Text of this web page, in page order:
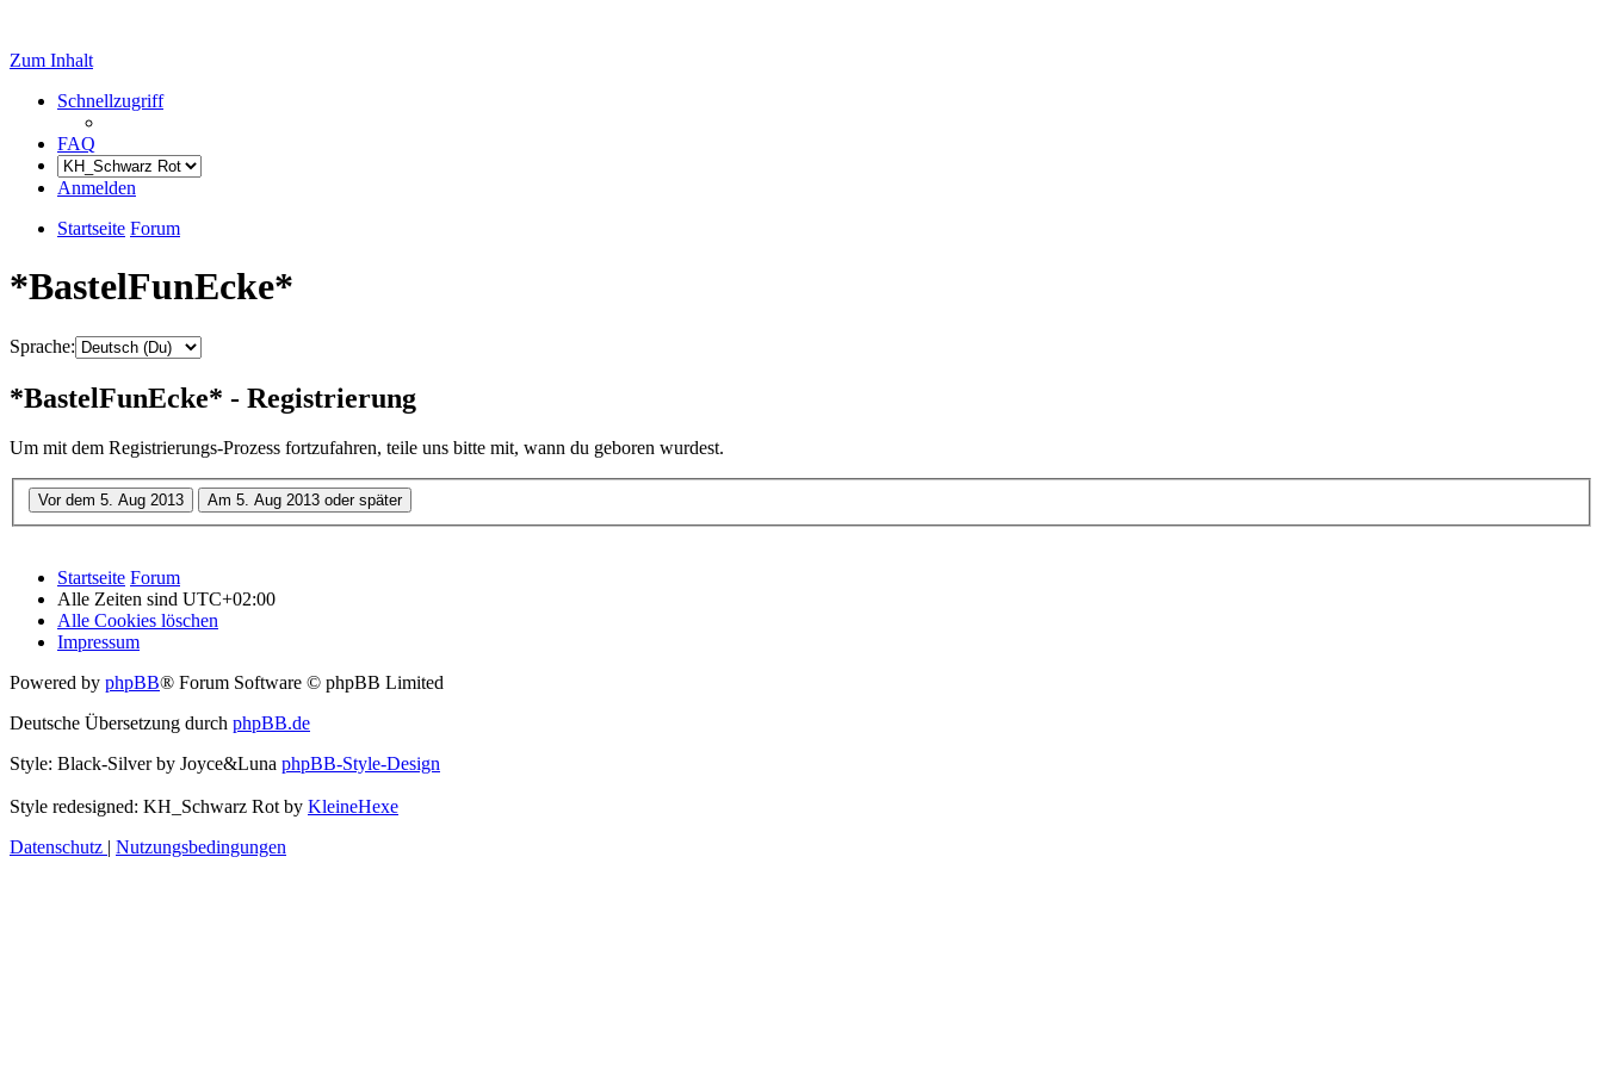
Zum Inhalt
Schnellzugriff
FAQ
Anmelden
Startseite Forum
*BastelFunEcke*
Sprache:
*BastelFunEcke* - Registrierung
Um mit dem Registrierungs-Prozess fortzufahren, teile uns bitte mit, wann du geboren wurdest.
Startseite Forum
Alle Zeiten sind UTC+02:00
Alle Cookies löschen
Impressum
Powered by phpBB® Forum Software © phpBB Limited
Deutsche Übersetzung durch phpBB.de
Style: Black-Silver by Joyce&Luna phpBB-Style-Design
Style redesigned: KH_Schwarz Rot by KleineHexe
Datenschutz | Nutzungsbedingungen